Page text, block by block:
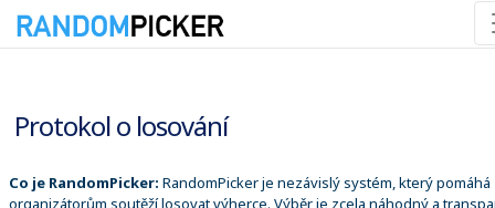
Protokol o losování
Co je RandomPicker: RandomPicker je nezávislý systém, který pomáhá
organizátorům soutěží losovat výherce. Výběr je zcela náhodný a